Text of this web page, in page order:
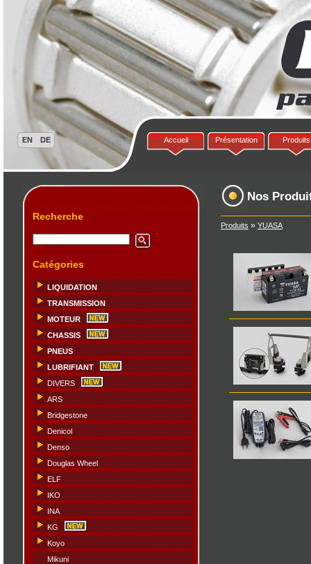
Accueil Présentation Produits
Recherche
Catégories
LIQUIDATION
TRANSMISSION
MOTEUR
CHASSIS
PNEUS
LUBRIFIANT
DIVERS
ARS
Bridgestone
Denicol
Denso
Douglas Wheel
ELF
IKO
INA
KG
Koyo
Mikuni
Nos
Produits » YUASA